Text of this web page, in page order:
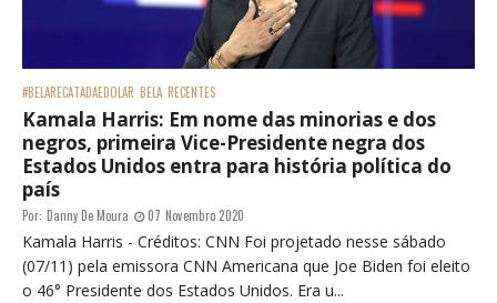
#BELARECATADAEDOLAR BELA RECENTES
Kamala Harris: Em nome das minorias e dos
negros, primeira Vice-Presidente negra dos
Estados Unidos entra para história política do
país
Por: Danny De Moura 07 Novembro 2020
Kamala Harris - Créditos: CNN Foi projetado nesse sábado
(07/11) pela emissora CNN Americana que Joe Biden foi eleito
o 46° Presidente dos Estados Unidos. Era u...